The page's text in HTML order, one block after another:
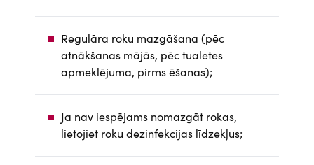
Regulāra roku mazgāšana (pēc
atnākšanas mājās, pēc tualetes
apmeklējuma, pirms ēšanas);
Ja nav iespējams nomazgāt rokas,
lietojiet roku dezinfekcijas līdzekļus;